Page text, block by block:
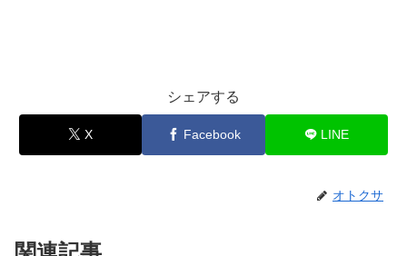
シェアする
X Facebook LINE
オトクサ